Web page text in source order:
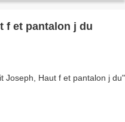
f et pantalon j du